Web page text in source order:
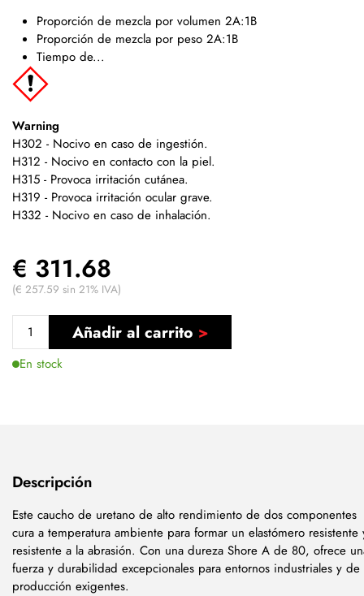
Proporción de mezcla por volumen 2A:1B
Proporción de mezcla por peso 2A:1B
Tiempo de...
Warning
H302 - Nocivo en caso de ingestión.
H312 - Nocivo en contacto con la piel.
H315 - Provoca irritación cutánea.
H319 - Provoca irritación ocular grave.
H332 - Nocivo en caso de inhalación.
€ 311.68
(€ 257.59 sin 21% IVA)
Añadir al carrito
En stock
Descripción
Este caucho de uretano de alto rendimiento de dos componentes
cura a temperatura ambiente para formar un elastómero resistente
resistente a la abrasión. Con una dureza Shore A de 80, ofrece
fuerza y durabilidad excepcionales para entornos industriales y de
producción exigentes.